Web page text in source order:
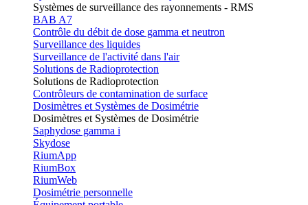
Systèmes de surveillance des rayonnements - RMS
BAB A7
Contrôle du débit de dose gamma et neutron
Surveillance des liquides
Surveillance de l'activité dans l'air
Solutions de Radioprotection
Solutions de Radioprotection
Contrôleurs de contamination de surface
Dosimètres et Systèmes de Dosimétrie
Dosimètres et Systèmes de Dosimétrie
Saphydose gamma i
Skydose
RiumApp
RiumBox
RiumWeb
Dosimétrie personnelle